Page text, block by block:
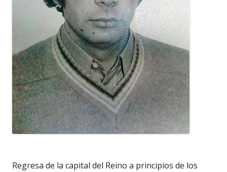
Regresa de la capital del Reino a principios de los